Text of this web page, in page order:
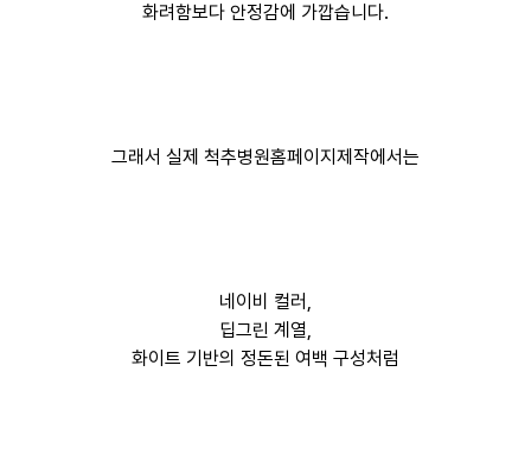
화려함보다 안정감에 가깝습니다.
그래서 실제 척추병원홈페이지제작에서는
네이비 컬러,
딥그린 계열,
화이트 기반의 정돈된 여백 구성처럼